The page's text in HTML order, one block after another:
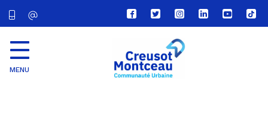
Lien
vers
compte
Facebook
Lien
vers
compte
Twitter
Lien
vers
le
compte
Lien
vers
Lien
vers
Lien
vers
MENU